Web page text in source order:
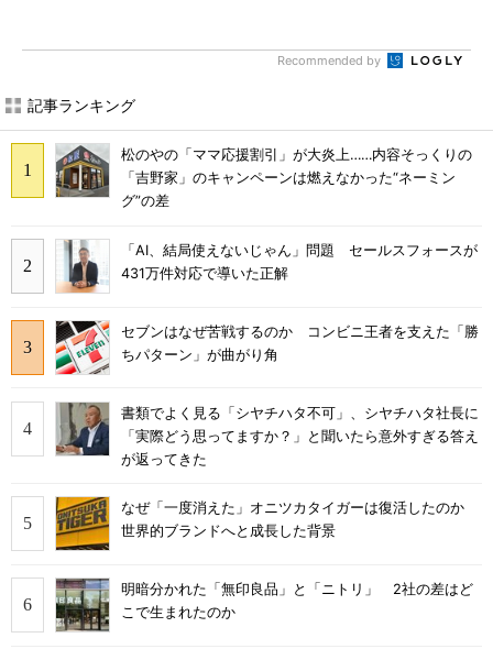
Recommended by
記事ランキング
松のやの「ママ応援割引」が大炎上……内容そっくりの
「吉野家」のキャンペーンは燃えなかった“ネーミン
グ”の差
「AI、結局使えないじゃん」問題 セールスフォースが
431万件対応で導いた正解
セブンはなぜ苦戦するのか コンビニ王者を支えた「勝
ちパターン」が曲がり角
書類でよく見る「シヤチハタ不可」、シヤチハタ社長に
「実際どう思ってますか？」と聞いたら意外すぎる答え
が返ってきた
なぜ「一度消えた」オニツカタイガーは復活したのか
世界的ブランドへと成長した背景
明暗分かれた「無印良品」と「ニトリ」 2社の差はど
こで生まれたのか